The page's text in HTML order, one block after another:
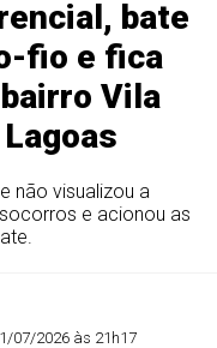
bate
fio e fica
Vila
não visualizou a
e acionou as
07/2026 às 21h17